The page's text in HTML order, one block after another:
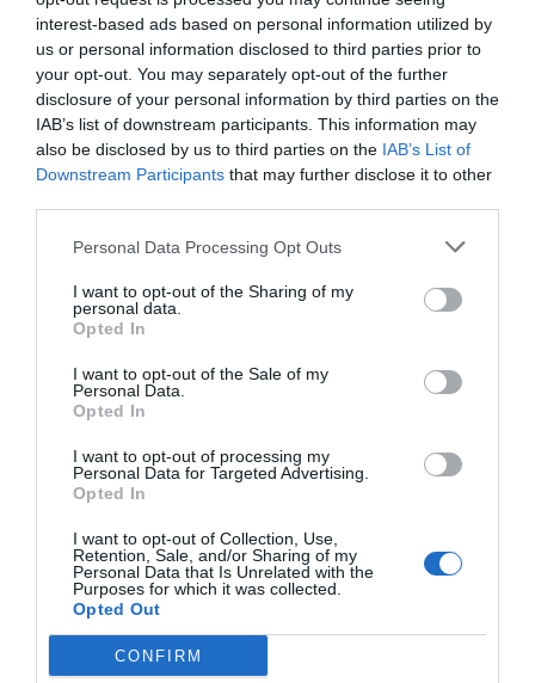
interest-based ads based on personal information utilized by
us or personal information disclosed to third parties prior to
your opt-out. You may separately opt-out of the further
disclosure of your personal information by third parties on the
IAB’s list of downstream participants. This information may
also be disclosed by us to third parties on the IAB’s List of
Downstream Participants that may further disclose it to other
Personal Data Processing Opt Outs
I want to opt-out of the Sharing of my
personal data.
Opted In
I want to opt-out of the Sale of my
Personal Data.
Opted In
I want to opt-out of processing my
Personal Data for Targeted Advertising.
Opted In
I want to opt-out of Collection, Use,
Retention, Sale, and/or Sharing of my
Personal Data that Is Unrelated with the
Purposes for which it was collected.
Opted Out
CONFIRM
El IBEX 35 cerró la sesión del miércoles en
los 20.057 puntos, un nuevo récord
Eulogio López
Ceuta. Nuestra Señora de África:
convertir al musulmán
Eulogio López
No perdamos el norte: la
emigración es mala
Eulogio López
Argumentos